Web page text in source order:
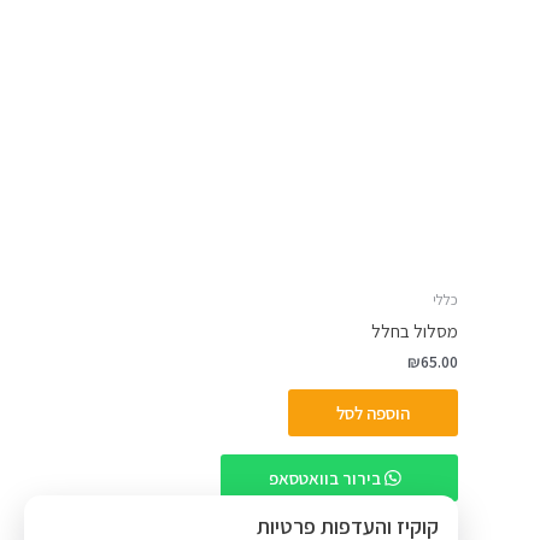
כללי
מסלול בחלל
₪65.00
הוספה לסל
בירור בוואטסאפ
קוקיז והעדפות פרטיות